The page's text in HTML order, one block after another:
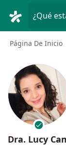
¿Qué
Página De Inicio
Dra. Lucy